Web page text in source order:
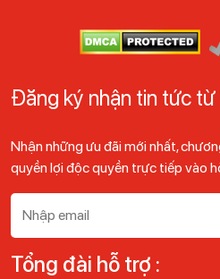
Đăng ký nhận tin tức từ
Nhận những ưu đãi mới nhất,
quyền lợi độc quyền trực tiếp vào
Tổng đài hỗ trợ :